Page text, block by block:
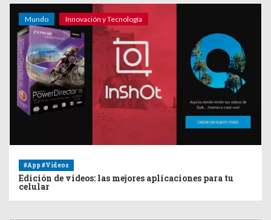
Mundo Innovación y Tecnología
#App #Videos
Edición de videos: las mejores aplicaciones para tu
celular